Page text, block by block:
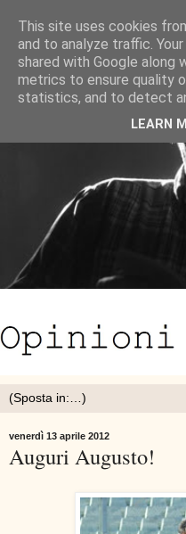
venerdì 13 aprile 2012
Auguri Augusto!
This site uses cookies
and to analyze traffic.
shared with Google along
metrics to ensure quality
statistics, and to detect
LEARN